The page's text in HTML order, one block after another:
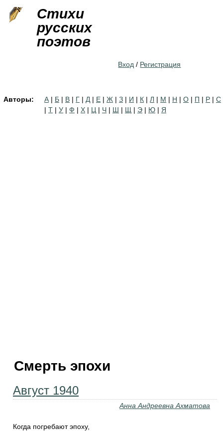
Стихи
русских
поэтов
Вход / Регистрация
Авторы: А | Б | В | Г | Д | Е | Ж | З | И | К | Л | М | Н | О | П | Р | С
| Т | У | Ф | Х | Ц | Ч | Ш | Щ | Э | Ю | Я
Смерть эпохи
Август 1940
Анна Андреевна Ахматова
Когда погребают эпоху,